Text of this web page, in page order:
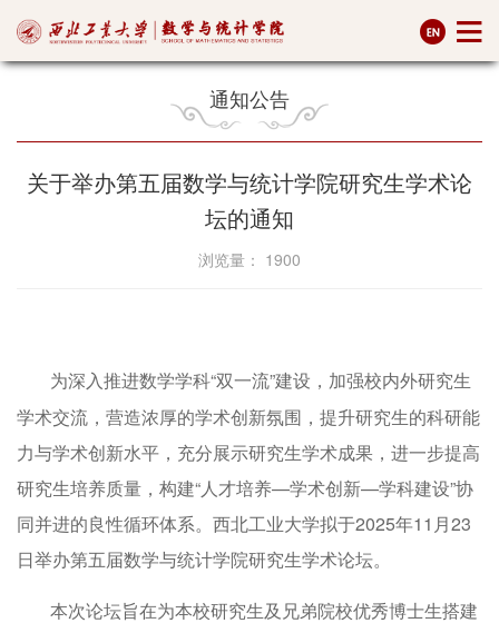
通知公告
关于举办第五届数学与统计学院研究生学术论
坛的通知
浏览量： 1900
为深入推进数学学科“双一流”建设，加强校内外研究生
学术交流，营造浓厚的学术创新氛围，提升研究生的科研能
力与学术创新水平，充分展示研究生学术成果，进一步提高
研究生培养质量，构建“人才培养—学术创新—学科建设”协
同并进的良性循环体系。西北工业大学拟于2025年11月23
日举办第五届数学与统计学院研究生学术论坛。
本次论坛旨在为本校研究生及兄弟院校优秀博士生搭建